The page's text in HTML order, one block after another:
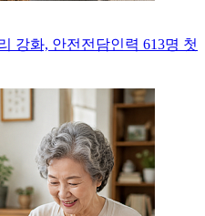
강화, 안전전담인력 613명 첫